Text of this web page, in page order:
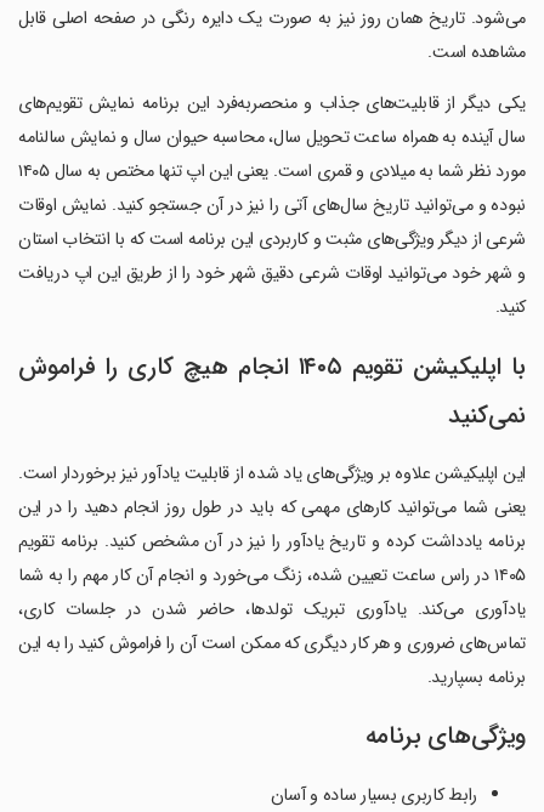
می‌شود. تاریخ همان روز نیز به صورت یک دایره رنگی در صفحه اصلی قابل
مشاهده است.
یکی دیگر از قابلیت‌های جذاب و منحصر‌به‌فرد این برنامه نمایش تقویم‌های
سال آینده به همراه ساعت تحویل سال، محاسبه حیوان سال و نمایش سالنامه
مورد نظر شما به میلادی و قمری است. یعنی این اپ تنها مختص به سال ۱۴۰۵
نبوده و می‌توانید تاریخ سال‌های آتی را نیز در آن جستجو کنید. نمایش اوقات
شرعی از دیگر ویژگی‌های مثبت و کاربردی این برنامه است که با انتخاب استان
و شهر خود می‌توانید اوقات شرعی دقیق شهر خود را از طریق این اپ دریافت
کنید.
با اپلیکیشن تقویم ۱۴۰۵ انجام هیچ کاری را فراموش
نمی‌کنید
این اپلیکیشن علاوه بر ویژگی‌های یاد شده از قابلیت یادآور نیز برخوردار است.
یعنی شما می‌توانید کارهای مهمی که باید در طول روز انجام دهید را در این
برنامه یادداشت کرده و تاریخ یادآور را نیز در آن مشخص کنید. برنامه تقویم
۱۴۰۵ در راس ساعت تعیین شده، زنگ می‌خورد و انجام آن کار مهم را به شما
یادآوری می‌کند. یادآوری تبریک تولدها، حاضر شدن در جلسات کاری،
تماس‌های ضروری و هر کار دیگری که ممکن است آن را فراموش کنید را به این
برنامه بسپارید.
ویژگی‌های برنامه
رابط کاربری بسیار ساده و آسان